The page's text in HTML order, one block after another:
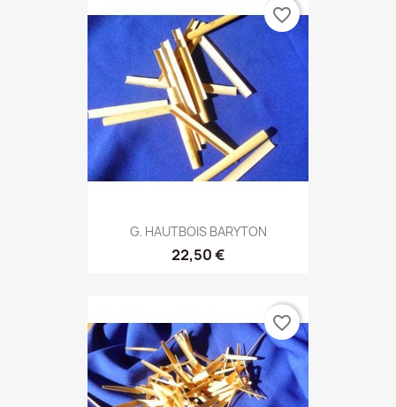
G. HAUTBOIS BARYTON
22,50 €
favorite_border
favorite_border